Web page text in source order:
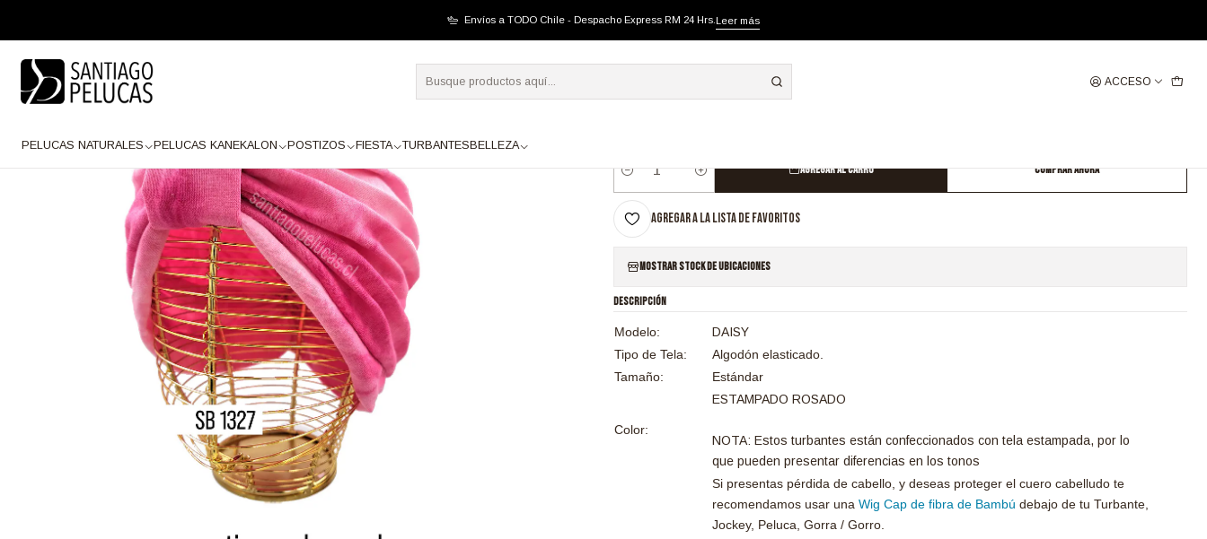
ACCESO
PELUCAS NATURALES PELUCAS KANEKALON POSTIZOS FIESTA TURBANTES BELLEZA
Envíos a TODO Chile - Despacho Express RM 24 Hrs. Leer más
SB 1327 TURBANTE ALGODON ELASTICADO ESTAMPADO ROSADO
SB 1327 TURBANTE ALGODON ELASTICADO ESTAMPADO
Cantidad
Agregar al Carro Comprar ahora
Agregar a la lista de favoritos
Mostrar stock de ubicaciones
DESCRIPCIÓN
Modelo:
DAISY
Tipo de Tela:
Algodón elasticado.
Tamaño:
Estándar
Color:
ESTAMPADO ROSADO
NOTA: Estos turbantes están confeccionados con tela estampada, por lo
que pueden presentar diferencias en los tonos
Si presentas pérdida de cabello, y deseas proteger el cuero cabelludo te
recomendamos usar una Wig Cap de fibra de Bambú debajo de tu Turbante,
Jockey, Peluca, Gorra / Gorro.